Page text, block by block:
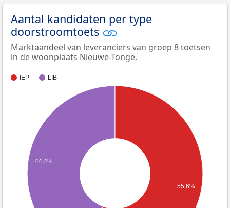
Aantal kandidaten per type
doorstroomtoets
Marktaandeel van leveranciers van groep 8 toetsen
in de woonplaats Nieuwe-Tonge.
IEP LIB
44,4%
55,6%